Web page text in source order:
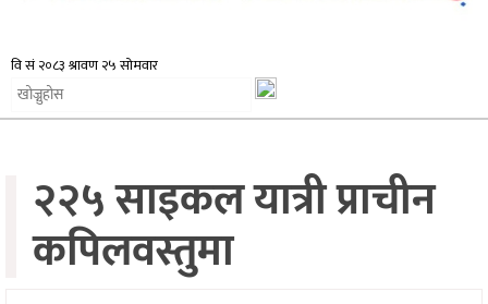
समाचार
प्रदेश
अर्थतन्त्र
स्वास्थ्य
२२५ साइकल यात्री प्राचीन
कपिलवस्तुमा